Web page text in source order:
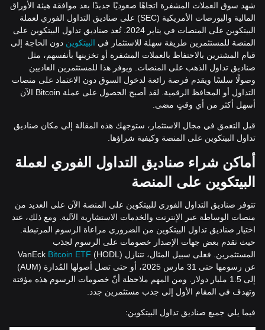
شهد سوق العملات المشفرة اتجاهًا صعوديًا جديدًا بعد موافقة هيئة الأوراق
المالية والبورصات الأمريكية (SEC) على صناديق التداول الفوري لعملة
البيتكوين على المنصات في يناير 2024. تُعد صناديق تداول البيتكوين على
المنصة للمستثمرين طريقة سهلة للاستثمار في البيتكوين دون الحاجة إلى
قيام المشترين بالاحتفاظ بالعملات المشفرة أو تخزينها بأنفسهم، مثل
صناديق تداول الذهب على المنصات. ويوفر هذا للمستثمرين العاديين
وصولًا سلسًا ويقدم فرصة رائعة لدخول السوق دون الاعتماد على منصات
التداول أو المحافظ الرقمية. لقد أصبح الحصول على عملة Bitcoin الآن
أسهل أكثر من أي وقتٍ مضى.
قبل التعمق في مجال الاستثمار، ستوجهك هذه المقالة إلى مكان صناديق
تداول البيتكوين على المنصة وكيفية شراؤها.
أماكن شراء صناديق التداول الفوري لعملة
البيتكوين على المنصة
تتوفر صناديق التداول الفوري للبيتكوين على المنصة الآن على العديد من
منصات الوساطة عبر الإنترنت والخدمات الاستشارية الآلية. ومع ذلك، عند
اختيار صناديق تداول البيتكوين من الضروري مراعاة الرسوم المرتبطة.
حيث تقدم بعض جهات الإصدار خصومات على الرسوم لجذب
المستثمرين. فعلى سبيل المثال، تتنازل VanEck
Bitcoin ETF (HODL)
عن رسومها حتى 31 مارس 2025، أو حتى تصل أصولها المُدارة (AUM)
إلى 1.5 مليار دولار. ومن المهم ملاحظة أنّ خصومات الرسوم هذه مؤقتة
وتهدف في المقام الأول إلى جذب مستثمرين جدد.
فيما يلي جميع صناديق تداول البيتكوين: